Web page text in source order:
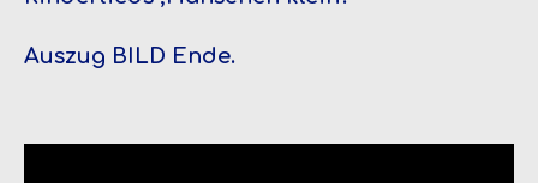
Auszug BILD Ende.